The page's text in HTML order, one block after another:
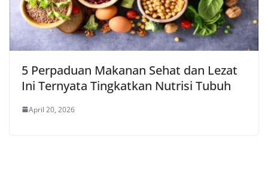
5 Perpaduan Makanan Sehat dan Lezat
Ini Ternyata Tingkatkan Nutrisi Tubuh
April 20, 2026